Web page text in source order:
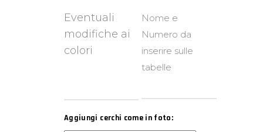
Eventuali
modifiche ai
colori
Nome e
Numero da
inserire sulle
tabelle
Aggiungi cerchi come in foto: